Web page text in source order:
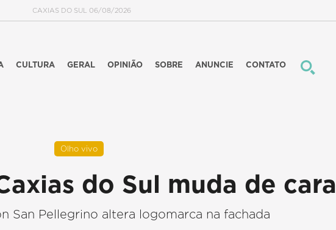
CAXIAS DO SUL 06/08/2026
CULTURA GERAL OPINIÃO SOBRE ANUNCIE CONTATO
Olho vivo
do Sul muda de cara
San Pellegrino altera logomarca na fachada